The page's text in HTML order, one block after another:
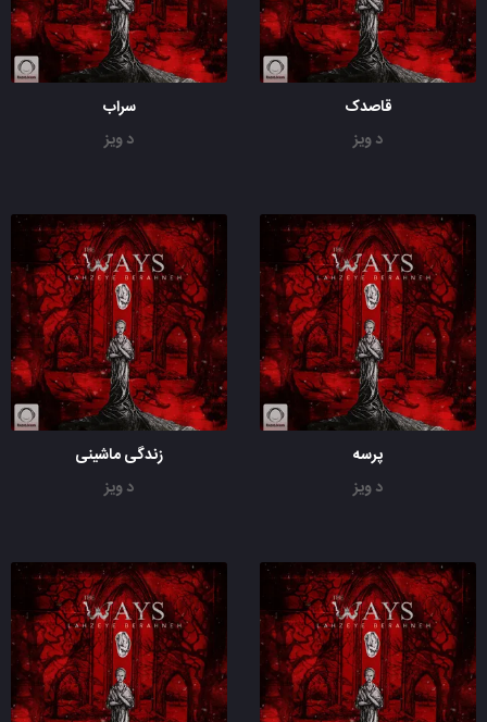
قاصدک
د ویز
سراب
د ویز
پرسه
د ویز
زندگی ماشینی
د ویز